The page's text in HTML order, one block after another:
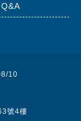
10
號4樓